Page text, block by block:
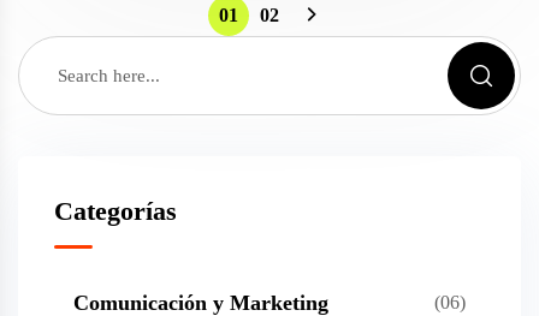
01 02
Categorías
Comunicación y Marketing (06)